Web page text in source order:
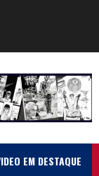
EM DESTAQUE